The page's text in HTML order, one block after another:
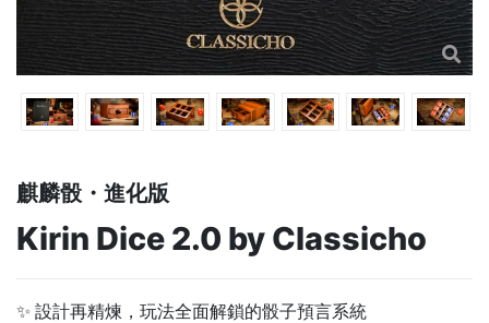
麒麟骰・進化版
Kirin Dice 2.0 by Classicho
✨ 設計再精煉，玩法全面解鎖的骰子預言系統